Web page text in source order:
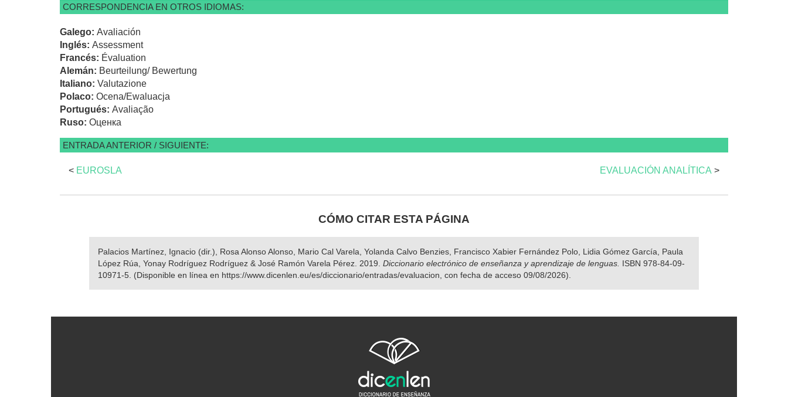
CORRESPONDENCIA EN OTROS IDIOMAS:
Galego: Avaliación
Inglés: Assessment
Francés: Évaluation
Alemán: Beurteilung/ Bewertung
Italiano: Valutazione
Polaco: Ocena/Ewaluacja
Portugués: Avaliação
Ruso: Оценка
ENTRADA ANTERIOR / SIGUIENTE:
< EUROSLA EVALUACIÓN ANALÍTICA >
CÓMO CITAR ESTA PÁGINA
Palacios Martínez, Ignacio (dir.), Rosa Alonso Alonso, Mario Cal Varela, Yolanda Calvo Benzies, Francisco Xabier Fernández Polo, Lidia Gómez García, Paula
López Rúa, Yonay Rodríguez Rodríguez & José Ramón Varela Pérez. 2019. Diccionario electrónico de enseñanza y aprendizaje de lenguas. ISBN 978-84-09-
10971-5. (Disponible en línea en https://www.dicenlen.eu/es/diccionario/entradas/evaluacion, con fecha de acceso 09/08/2026).